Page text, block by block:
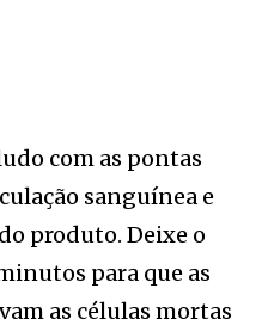
com as pontas
sanguínea e
produto. Deixe o
para que as
as células mortas